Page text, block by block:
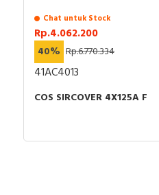
Chat untuk Stock
Rp.4.062.200
40% Rp.6.770.334
41AC4013
COS SIRCOVER 4X125A F